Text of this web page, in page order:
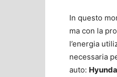
In questo
ma con la
l’energia
necessaria
auto: